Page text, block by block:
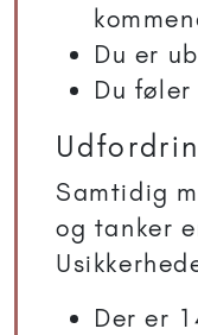
Du er
Du
Samtidig
og tanker
Der er